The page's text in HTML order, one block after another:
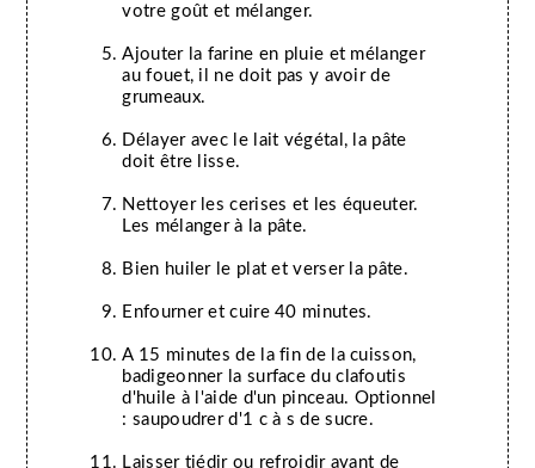
votre goût et mélanger.
Ajouter la farine en pluie et mélanger
au fouet, il ne doit pas y avoir de
grumeaux.
Délayer avec le lait végétal, la pâte
doit être lisse.
Nettoyer les cerises et les équeuter.
Les mélanger à la pâte.
Bien huiler le plat et verser la pâte.
Enfourner et cuire 40 minutes.
A 15 minutes de la fin de la cuisson,
badigeonner la surface du clafoutis
d'huile à l'aide d'un pinceau. Optionnel
: saupoudrer d'1 c à s de sucre.
Laisser tiédir ou refroidir avant de